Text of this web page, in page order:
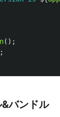
();
バンドル